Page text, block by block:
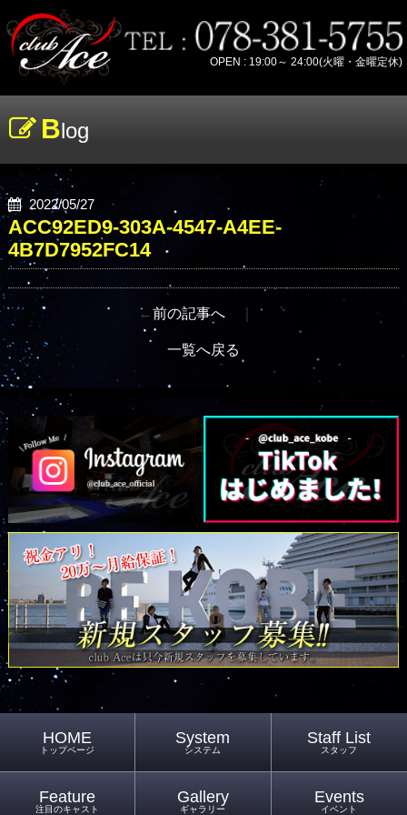
OPEN : 19:00～ 24:00(火曜・金曜定休)
Blog
2022/05/27
ACC92ED9-303A-4547-A4EE-
4B7D7952FC14
←前の記事へ ｜
一覧へ戻る
HOME
トップページ
System
システム
Staff List
スタッフ
Feature
注目のキャスト
Gallery
ギャラリー
Events
イベント